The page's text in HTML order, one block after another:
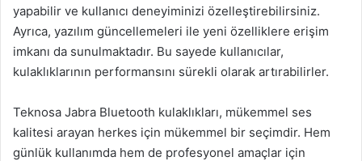
yapabilir ve kullanıcı deneyiminizi özelleştirebilirsiniz.
Ayrıca, yazılım güncellemeleri ile yeni özelliklere erişim
imkanı da sunulmaktadır. Bu sayede kullanıcılar,
kulaklıklarının performansını sürekli olarak artırabilirler.
Teknosa Jabra Bluetooth kulaklıkları, mükemmel ses
kalitesi arayan herkes için mükemmel bir seçimdir. Hem
günlük kullanımda hem de profesyonel amaçlar için